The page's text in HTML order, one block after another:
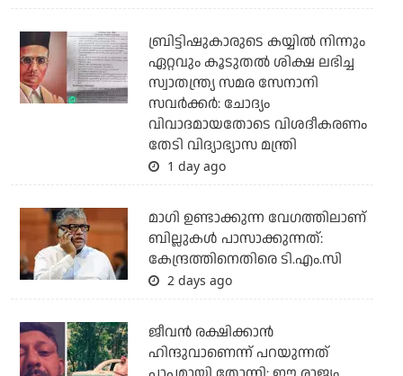
ബ്രിട്ടിഷുകാരുടെ കയ്യില്‍ നിന്നും
ഏറ്റവും കൂടുതല്‍ ശിക്ഷ ലഭിച്ച
സ്വാതന്ത്ര്യ സമര സേനാനി
സവര്‍ക്കര്‍: ചോദ്യം
വിവാദമായതോടെ വിശദീകരണം
തേടി വിദ്യാഭ്യാസ മന്ത്രി
1 day ago
മാഗി ഉണ്ടാക്കുന്ന വേഗത്തിലാണ്
ബില്ലുകള്‍ പാസാക്കുന്നത്:
കേന്ദ്രത്തിനെതിരെ ടി.എം.സി
2 days ago
ജീവന്‍ രക്ഷിക്കാന്‍
ഹിന്ദുവാണെന്ന് പറയുന്നത്